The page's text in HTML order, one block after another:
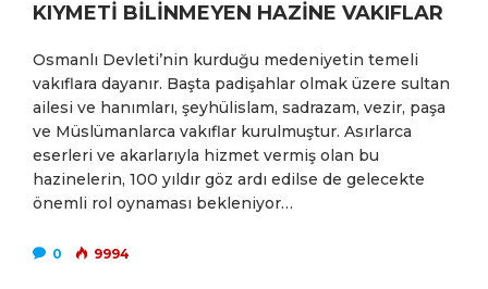
KIYMETİ BİLİNMEYEN HAZİNE VAKIFLAR
Osmanlı Devleti’nin kurduğu medeniyetin temeli
vakıflara dayanır. Başta padişahlar olmak üzere sultan
ailesi ve hanımları, şeyhülislam, sadrazam, vezir, paşa
ve Müslümanlarca vakıflar kurulmuştur. Asırlarca
eserleri ve akarlarıyla hizmet vermiş olan bu
hazinelerin, 100 yıldır göz ardı edilse de gelecekte
önemli rol oynaması bekleniyor…
0 9994